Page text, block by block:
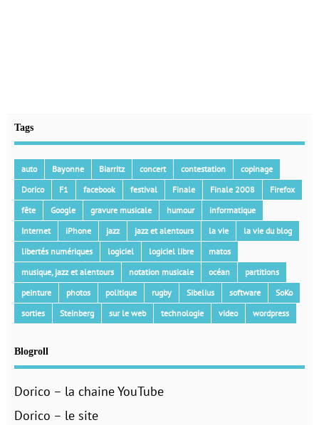
Tags
auto Bayonne Biarritz concert contestation
copinage
Dorico
F1 facebook festival Finale Finale 2008
Firefox
fête
Google gravure musicale humour
informatique
Internet
iPhone jazz jazz et alentours la vie
la vie du blog
libertés numériques
logiciel logiciel libre
matos
musique, jazz et alentours
notation musicale océan
partitions
peinture
photos politique rugby Sibelius software
SoKo
sorties
Steinberg sur le web technologie video wordpress
Blogroll
Dorico – la chaine YouTube
Dorico – le site